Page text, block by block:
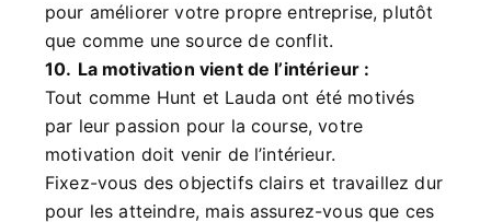
pour améliorer votre propre entreprise, plutôt
que comme une source de conflit.
10. La motivation vient de l’intérieur :
Tout comme Hunt et Lauda ont été motivés
par leur passion pour la course, votre
motivation doit venir de l’intérieur.
Fixez-vous des objectifs clairs et travaillez dur
pour les atteindre, mais assurez-vous que ces